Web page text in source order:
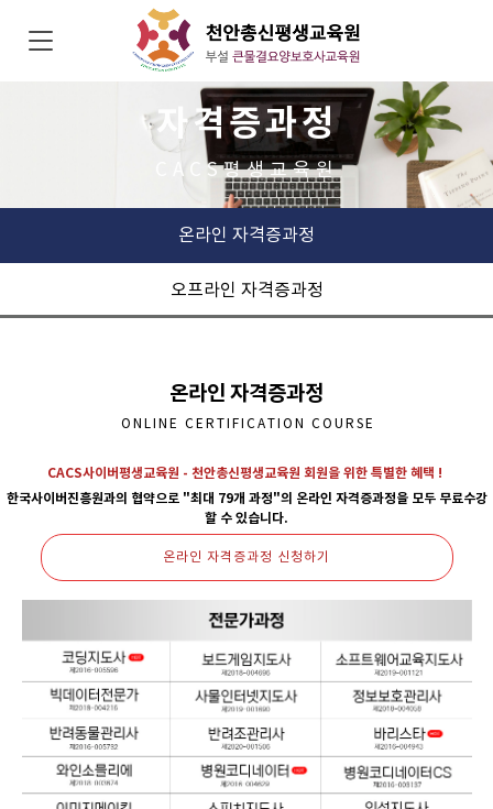
자격증과정
CACS평생교육원
온라인 자격증과정
오프라인 자격증과정
온라인 자격증과정
ONLINE CERTIFICATION COURSE
CACS사이버평생교육원 - 천안총신평생교육원 회원을 위한 특별한 혜택 !
한국사이버진흥원과의 협약으로 "최대 79개 과정"의 온라인 자격증과정을 모두 무료수강
할 수 있습니다.
온라인 자격증과정 신청하기